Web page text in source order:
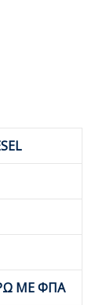
ΜΕ ΦΠΑ